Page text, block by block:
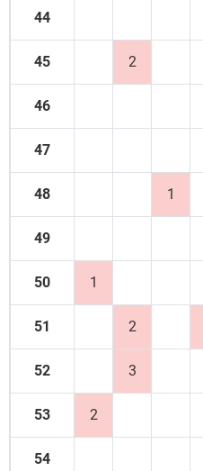
44
45 2
46
47
48 1
49
50 1
51 2
52 3
53 2
54